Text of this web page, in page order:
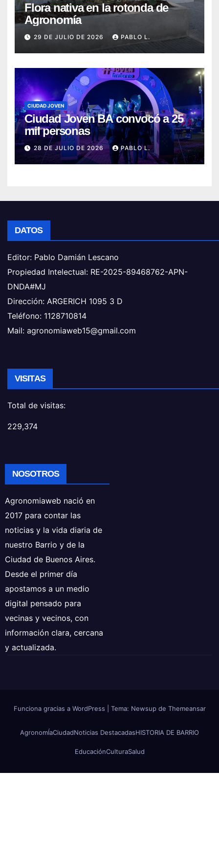
Flora nativa en la rotonda de
Agronomía
29 DE JULIO DE 2026 PABLO L.
CIUDAD JOVEN
Ciudad Joven BA convocó a 25
mil personas
28 DE JULIO DE 2026 PABLO L.
DATOS
Editor: Pablo Damián Lescano
Propiedad Intelectual: RE-2025-89468762-APN-
DNDA#MJ
Dirección: ARGERICH 1095 3 D
Teléfono: 1128710814
Mail: agronomiaweb15@gmail.com
VISITAS
Total de visitas:
229,374
NOSOTROS
Agronomiaweb nació en
2017 para contar las
noticias y la vida diaria de
nuestro Barrio y de la
Ciudad de Buenos Aires.
Desde el primer día
apostamos a un medio
digital pensado para
vecinas y vecinos, con
información clara, cercana
y actualizada.
Funciona gracias a WordPress Tema: Newsup de Themeansar
AgronomÍaCiudadNoticias DestacadasHISTORIA DE BARRIO
EducaciónCulturaSalud